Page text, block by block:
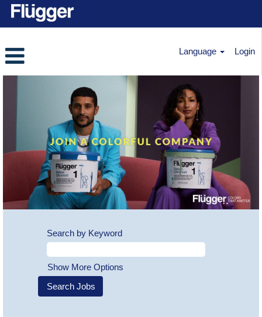
Language Login
Search by Keyword
Show More Options